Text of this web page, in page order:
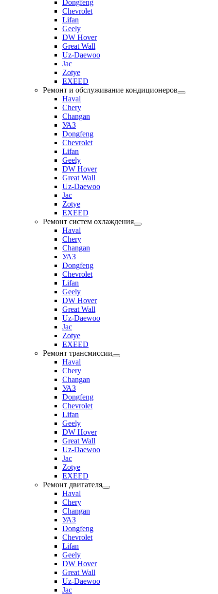
Dongfeng
Chevrolet
Lifan
Geely
DW Hover
Great Wall
Uz-Daewoo
Jac
Zotye
EXEED
Ремонт и обслуживание кондиционеров
Haval
Chery
Changan
УАЗ
Dongfeng
Chevrolet
Lifan
Geely
DW Hover
Great Wall
Uz-Daewoo
Jac
Zotye
EXEED
Ремонт систем охлаждения
Haval
Chery
Changan
УАЗ
Dongfeng
Chevrolet
Lifan
Geely
DW Hover
Great Wall
Uz-Daewoo
Jac
Zotye
EXEED
Ремонт трансмиссии
Haval
Chery
Changan
УАЗ
Dongfeng
Chevrolet
Lifan
Geely
DW Hover
Great Wall
Uz-Daewoo
Jac
Zotye
EXEED
Ремонт двигателя
Haval
Chery
Changan
УАЗ
Dongfeng
Chevrolet
Lifan
Geely
DW Hover
Great Wall
Uz-Daewoo
Jac